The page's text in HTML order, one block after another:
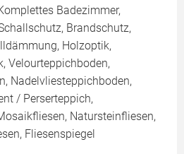
Badezimmer,
Brandschutz,
Holzoptik,
Velourteppichboden,
Nadelvliesteppichboden,
/ Perserteppich,
Natursteinfliesen,
Fliesenspiegel